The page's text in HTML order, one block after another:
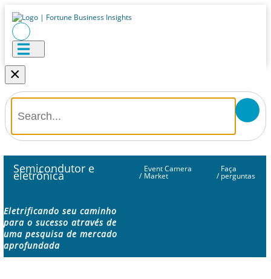
×
Semicondutor e
eletrônica /
Event Camera
Market /
Faça
perguntas
Eletrificando seu caminho
para o sucesso através de
uma pesquisa de mercado
aprofundada